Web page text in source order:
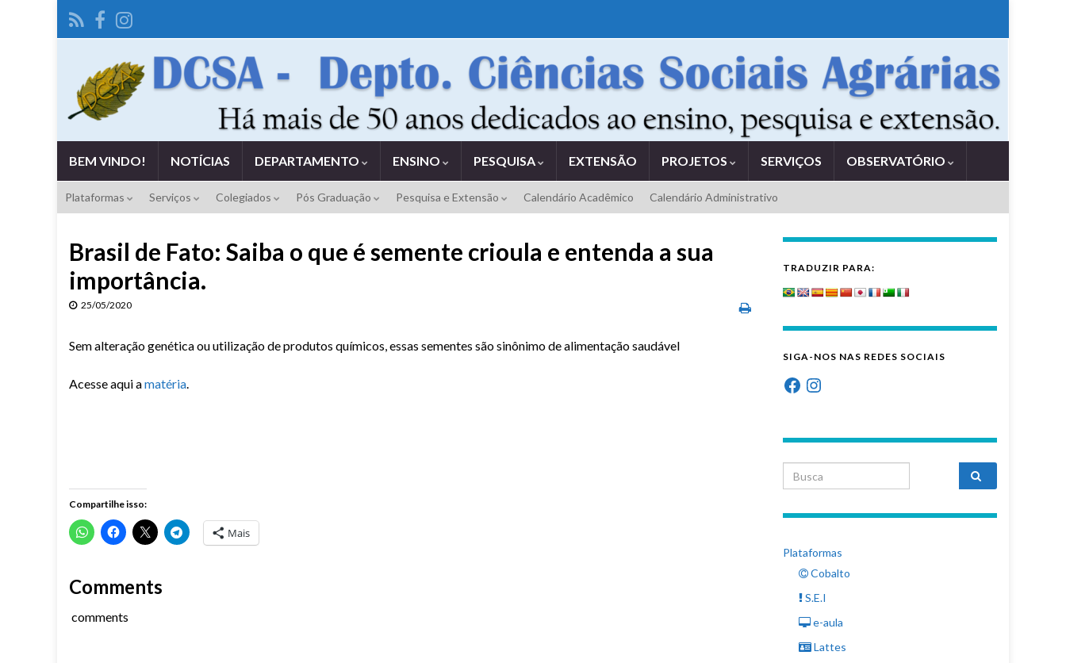
BEM VINDO! NOTÍCIAS DEPARTAMENTO ENSINO PESQUISA EXTENSÃO PROJETOS SERVIÇOS OBSERVATÓRIO
Plataformas Serviços Colegiados Pós Graduação Pesquisa e Extensão Calendário Acadêmico Calendário Administrativo
Brasil de Fato: Saiba o que é semente crioula e entenda a sua
importância.
25/05/2020
Sem alteração genética ou utilização de produtos químicos, essas sementes são sinônimo de alimentação saudável
Acesse aqui amatéria.
Compartilhe isso:
Mais
Comments
comments
TRADUZIR PARA:
SIGA-NOS NAS REDES SOCIAIS
FacebookInstagram
Search for:
Plataformas
Cobalto
S.E.I
e-aula
Lattes